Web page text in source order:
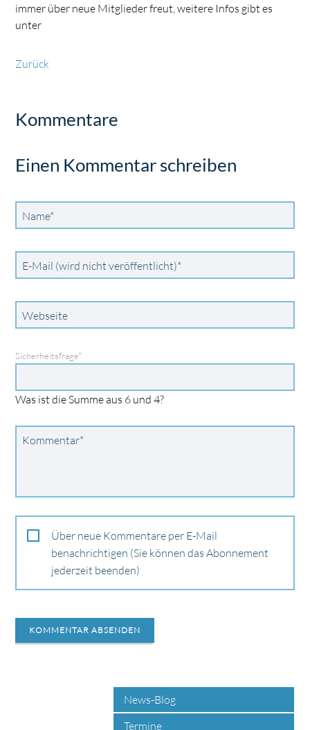
immer über neue Mitglieder freut, weitere Infos gibt es
unter
Zurück
Kommentare
Einen Kommentar schreiben
Pflichtfeld
Name*
Pflichtfeld
E-Mail (wird nicht veröffentlicht)*
Webseite
Pflichtfeld
Sicherheitsfrage*
Was ist die Summe aus 6 und 4?
Pflichtfeld
Kommentar*
Über neue Kommentare per E-Mail
benachrichtigen (Sie können das Abonnement
jederzeit beenden)
KOMMENTAR ABSENDEN
News-Blog
Termine